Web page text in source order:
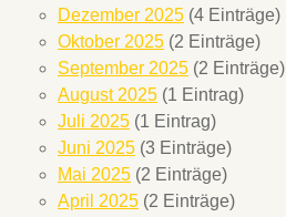
Dezember 2025 (4 Einträge)
Oktober 2025 (2 Einträge)
September 2025 (2 Einträge)
August 2025 (1 Eintrag)
Juli 2025 (1 Eintrag)
Juni 2025 (3 Einträge)
Mai 2025 (2 Einträge)
April 2025 (2 Einträge)